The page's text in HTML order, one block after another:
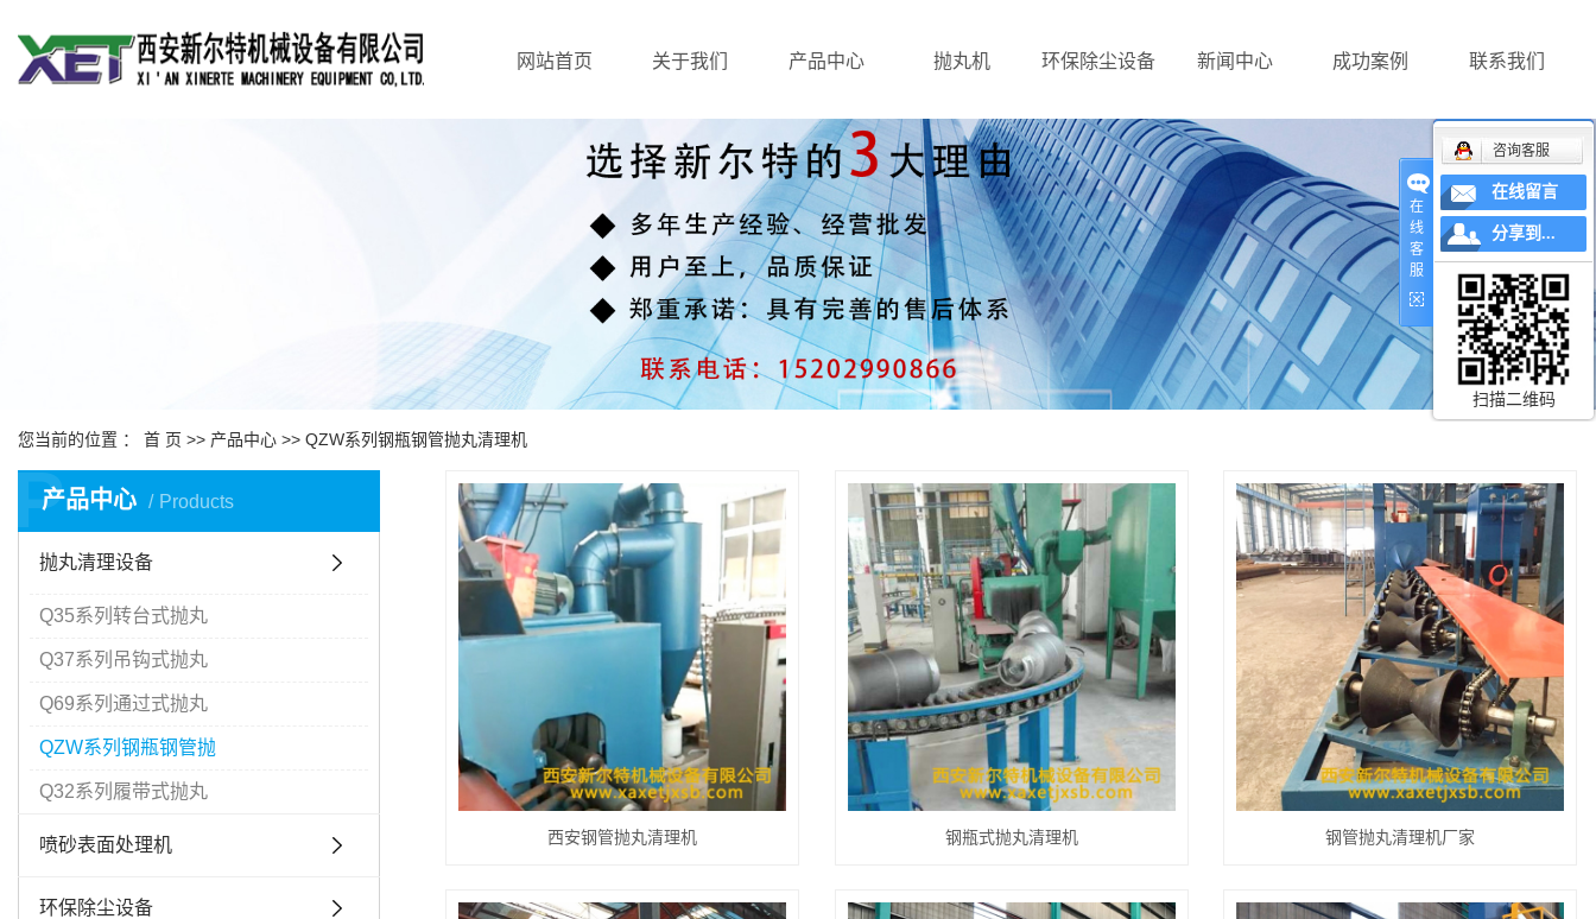
网站首页 关于我们 产品中心 抛丸机 环保除尘设备 新闻中心 成功案例 联系我们
您当前的位置 ： 首 页 >> 产品中心 >> QZW系列钢瓶钢管抛丸清理机
产品中心 Products
P
抛丸清理设备
Q35系列转台式抛丸
Q37系列吊钩式抛丸
Q69系列通过式抛丸
QZW系列钢瓶钢管抛
Q32系列履带式抛丸
喷砂表面处理机
环保除尘设备
西安钢管抛丸清理机 钢瓶式抛丸清理机 钢管抛丸清理机厂家
在
线
客
服
咨询客服
在线留言
分享到...
扫描二维码